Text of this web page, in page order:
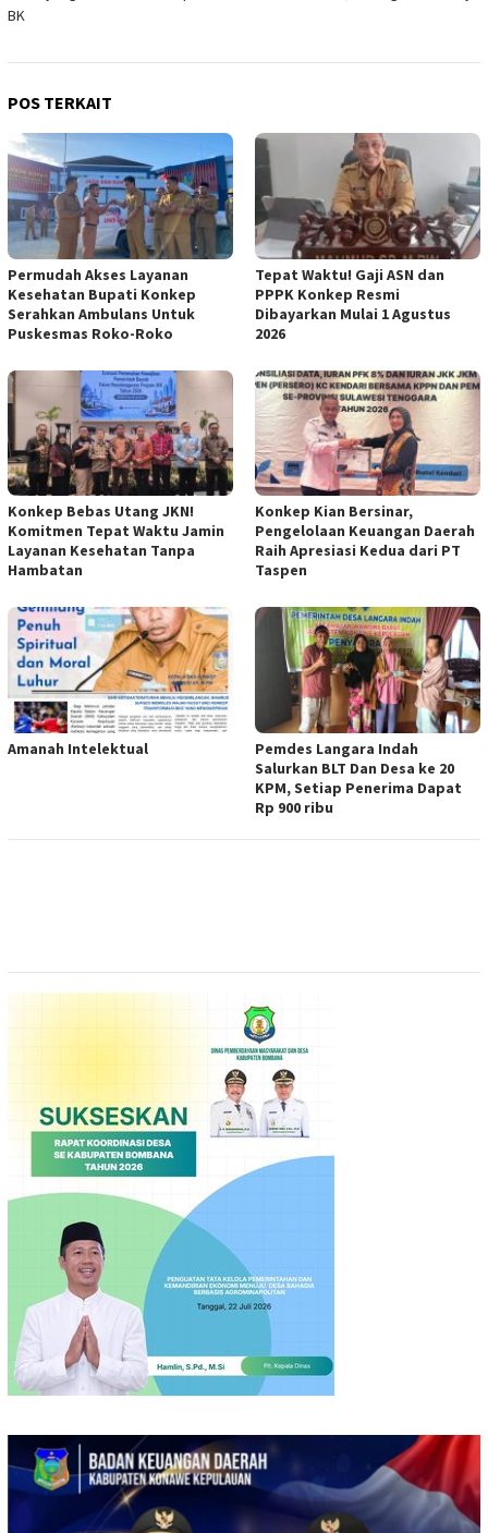
BK
POS TERKAIT
Permudah Akses Layanan
Kesehatan Bupati Konkep
Serahkan Ambulans Untuk
Puskesmas Roko-Roko
Tepat Waktu! Gaji ASN dan
PPPK Konkep Resmi
Dibayarkan Mulai 1 Agustus
2026
Konkep Bebas Utang JKN!
Komitmen Tepat Waktu Jamin
Layanan Kesehatan Tanpa
Hambatan
Konkep Kian Bersinar,
Pengelolaan Keuangan Daerah
Raih Apresiasi Kedua dari PT
Taspen
Amanah Intelektual
Pemdes Langara Indah
Salurkan BLT Dan Desa ke 20
KPM, Setiap Penerima Dapat
Rp 900 ribu